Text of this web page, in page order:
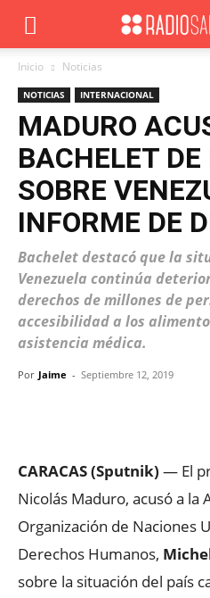
Inicio Noticias
NOTICIAS INTERNACIONAL
MADURO
BACHELET
SOBRE
INFORME DE
Bachelet destacó que la
Venezuela continúa
derechos de millones de
accesibilidad a los
asistencia médica.
Por Jaime - Septiembre 12, 2019
CARACAS (Sputnik) — El
Nicolás Maduro, acusó a la
Organización de Naciones
Derechos Humanos,
sobre la situación del país